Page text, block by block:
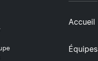
Accueil
Équipes